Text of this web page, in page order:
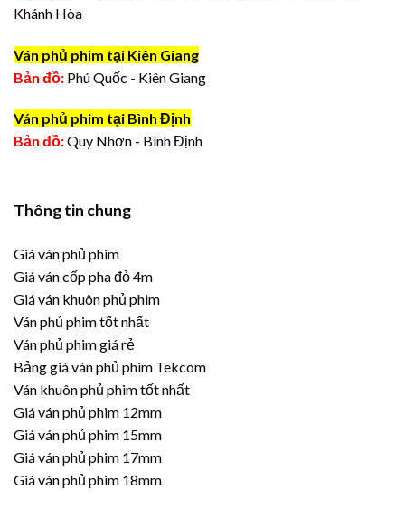
Khánh Hòa
Ván phủ phim tại Kiên Giang
Bản đồ: Phú Quốc - Kiên Giang
Ván phủ phim tại Bình Định
Bản đồ:Quy Nhơn - Bình Định
Thông tin chung
Giá ván phủ phim
Giá ván cốp pha đỏ 4m
Giá ván khuôn phủ phim
Ván phủ phim tốt nhất
Ván phủ phim giá rẻ
Bảng giá ván phủ phim Tekcom
Ván khuôn phủ phim tốt nhất
Giá ván phủ phim 12mm
Giá ván phủ phim 15mm
Giá ván phủ phim 17mm
Giá ván phủ phim 18mm